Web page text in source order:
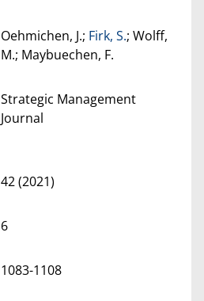
Oehmichen, J.; Firk, S.; Wolff,
M.; Maybuechen, F.
Strategic Management
Journal
42 (2021)
6
1083-1108